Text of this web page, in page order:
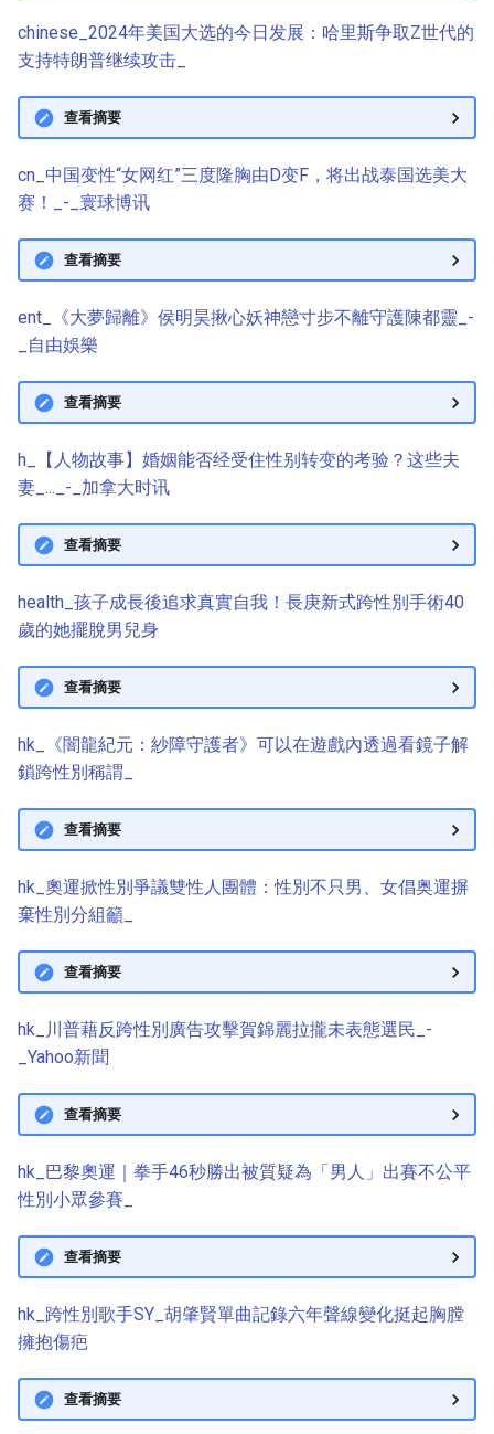
chinese_2024年美国大选的今日发展：哈里斯争取Z世代的
支持特朗普继续攻击_
查看摘要
cn_中国变性“女网红”三度隆胸由D变F，将出战泰国选美大
赛！_-_寰球博讯
查看摘要
ent_《大夢歸離》侯明昊揪心妖神戀寸步不離守護陳都靈_-
_自由娛樂
查看摘要
h_【人物故事】婚姻能否经受住性别转变的考验？这些夫
妻_..._-_加拿大时讯
查看摘要
health_孩子成長後追求真實自我！長庚新式跨性別手術40
歲的她擺脫男兒身
查看摘要
hk_《闇龍紀元：紗障守護者》可以在遊戲內透過看鏡子解
鎖跨性別稱謂_
查看摘要
hk_奧運掀性別爭議雙性人團體：性別不只男、女倡奥運摒
棄性別分組籲_
查看摘要
hk_川普藉反跨性別廣告攻擊賀錦麗拉攏未表態選民_-
_Yahoo新聞
查看摘要
hk_巴黎奧運｜拳手46秒勝出被質疑為「男人」出賽不公平
性別小眾參賽_
查看摘要
hk_跨性別歌手SY_胡肇賢單曲記錄六年聲線變化挺起胸膛
擁抱傷疤
查看摘要